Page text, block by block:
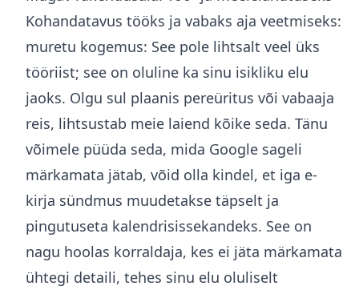
Kohandatavus tööks ja vabaks aja veetmiseks:
muretu kogemus: See pole lihtsalt veel üks
tööriist; see on oluline ka sinu isikliku elu
jaoks. Olgu sul plaanis pereüritus või vabaaja
reis, lihtsustab meie laiend kõike seda. Tänu
võimele püüda seda, mida Google sageli
märkamata jätab, võid olla kindel, et iga e-
kirja sündmus muudetakse täpselt ja
pingutuseta kalendrisissekandeks. See on
nagu hoolas korraldaja, kes ei jäta märkamata
ühtegi detaili, tehes sinu elu oluliselt